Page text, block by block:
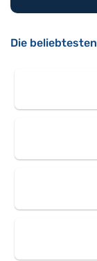
Die